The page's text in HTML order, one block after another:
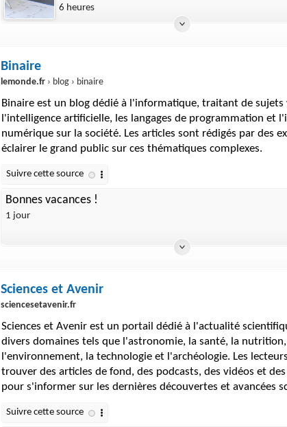
6 heures
Binaire
lemonde.fr › blog › binaire
Binaire est un blog dédié à l'informatique, traitant de sujets
l'intelligence artificielle, les langages de programmation et
numérique sur la société. Les articles sont rédigés par des
éclairer le grand public sur ces thématiques complexes.
Bonnes vacances !
1 jour
Sciences et Avenir
sciencesetavenir.fr
Sciences et Avenir est un portail dédié à l'actualité
divers domaines tels que l'astronomie, la santé, la nutrition,
l'environnement, la technologie et l'archéologie. Les
trouver des articles de fond, des podcasts, des vidéos et
pour s'informer sur les dernières découvertes et avancées